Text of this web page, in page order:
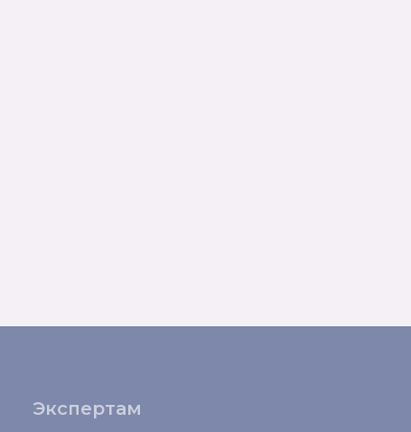
Экспертам